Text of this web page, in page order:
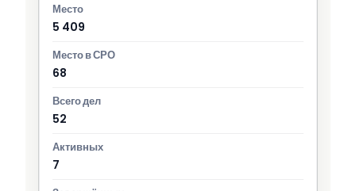
5 409
68
52
7